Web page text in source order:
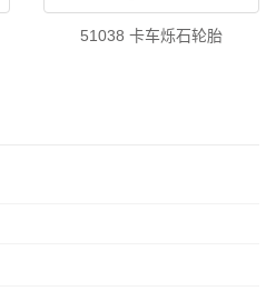
51038 卡车烁石轮胎